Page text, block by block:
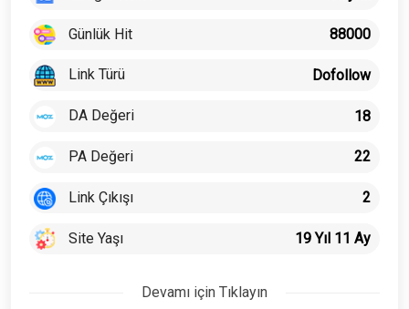
Günlük Hit 88000
Link Türü Dofollow
DA Değeri 18
PA Değeri 22
Link Çıkışı 2
Site Yaşı 19 Yıl 11 Ay
Devamı için Tıklayın